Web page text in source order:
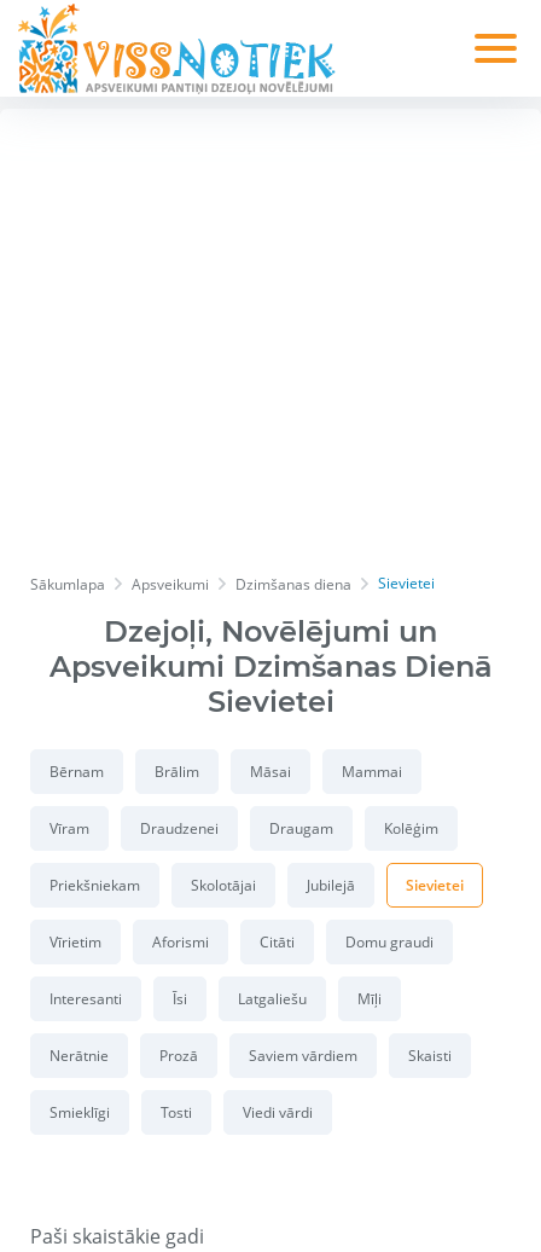
Sākumlapa Apsveikumi Dzimšanas diena Sievietei
Dzejoļi, Novēlējumi un
Apsveikumi Dzimšanas Dienā
Sievietei
Bērnam Brālim Māsai Mammai
Vīram Draudzenei Draugam Kolēģim
Priekšniekam Skolotājai Jubilejā Sievietei
Vīrietim Aforismi Citāti Domu graudi
Interesanti Īsi Latgaliešu Mīļi
Nerātnie Prozā Saviem vārdiem Skaisti
Smieklīgi Tosti Viedi vārdi
Paši skaistākie gadi